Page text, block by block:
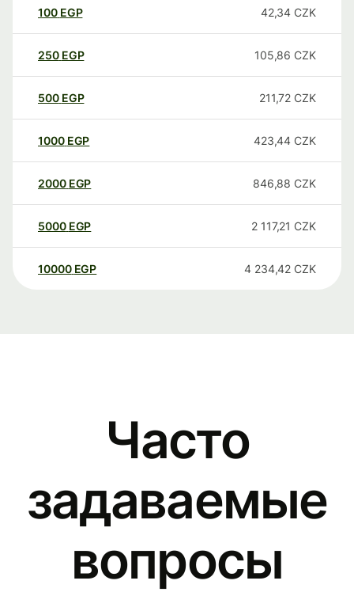
100 EGP 42,34 CZK
250 EGP 105,86 CZK
500 EGP 211,72 CZK
1000 EGP 423,44 CZK
2000 EGP 846,88 CZK
5000 EGP 2 117,21 CZK
10000 EGP 4 234,42 CZK
Часто
задаваемые
вопросы